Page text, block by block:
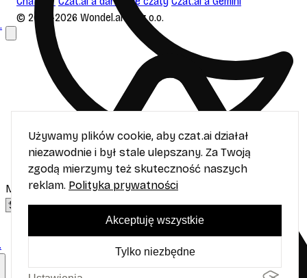
Motyw
© 2023-2026 Wondel.ai sp. z o.o.
Używamy plików cookie, aby czat.ai działał
niezawodnie i był stale ulepszany. Za Twoją
zgodą mierzymy też skuteczność naszych
reklam. Polityka prywatności
Akceptuję wszystkie
Tylko niezbędne